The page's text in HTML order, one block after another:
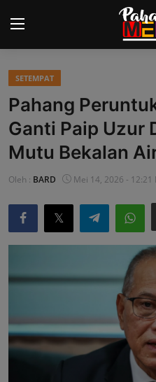
Laman Utama
Nasional
Politik
Gaya Hidup
Ekonomi
Sukan
Dunia
Hubungi Kami
SETEMPAT
Pahang
Ganti Paip Uzur
Mutu Bekalan
Oleh : BARD Mei 14, 2026 - 12:21